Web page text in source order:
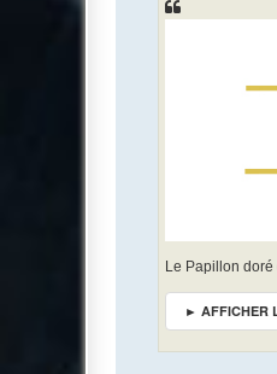
Le Papillon
► AFFICHER